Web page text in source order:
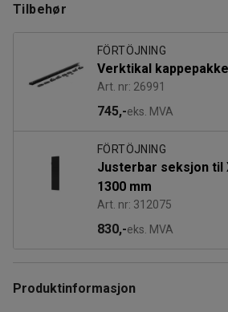
1300
1500
Tilbehør
FÖRTÖJNING
Verktikal
Art. nr: 26991
745,-eks. MVA
FÖRTÖJNING
Justerbar seksjon til
1300 mm
Art. nr: 312075
830,-eks. MVA
Produktinformasjon